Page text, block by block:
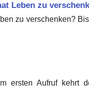
Leben zu
zu verschenken?
ersten Aufruf kehrt